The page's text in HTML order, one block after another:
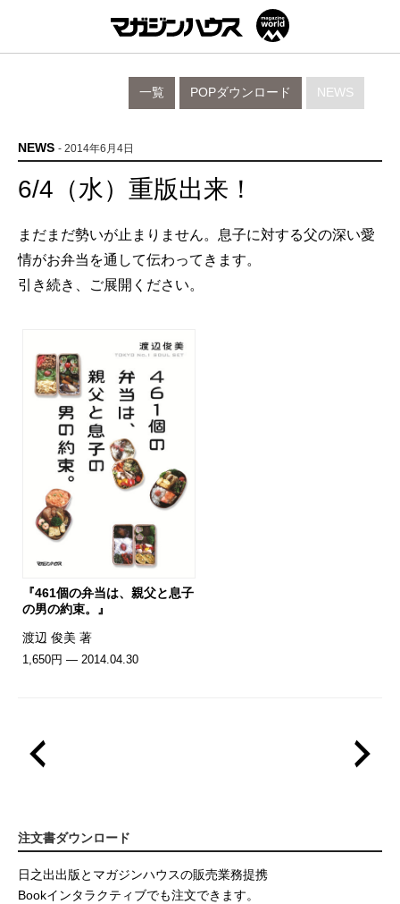
NEWS
POPダウンロード
一覧
NEWS - 2014年6月4日
6/4（水）重版出来！
まだまだ勢いが止まりません。息子に対する父の深い愛
情がお弁当を通して伝わってきます。
引き続き、ご展開ください。
『461個の弁当は、親父と息子
の男の約束。』
渡辺 俊美 著
1,650円 — 2014.04.30
注文書ダウンロード
日之出出版とマガジンハウスの販売業務提携
Bookインタラクティブでも注文できます。